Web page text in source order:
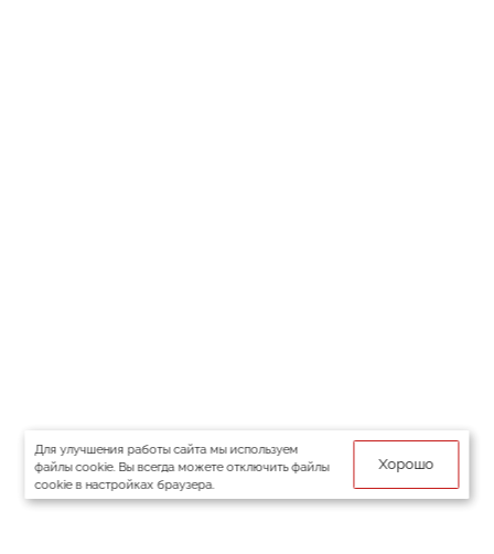
Для улучшения работы сайта мы используем
файлы cookie. Вы всегда можете отключить файлы
cookie в настройках браузера.
Хорошо